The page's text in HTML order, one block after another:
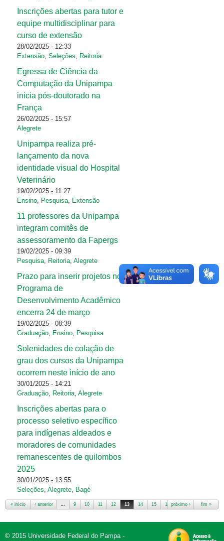
Inscrições abertas para tutor e
equipe multidisciplinar para
curso de extensão
28/02/2025 - 12:33
Extensão, Seleções, Reitoria
Egressa de Ciência da
Computação da Unipampa
inicia pós-doutorado na
França
26/02/2025 - 15:57
Alegrete
Unipampa realiza pré-
lançamento da nova
identidade visual do Hospital
Veterinário
19/02/2025 - 11:27
Ensino, Pesquisa, Extensão
11 professores da Unipampa
integram comitês de
assessoramento da Fapergs
19/02/2025 - 09:39
Pesquisa, Reitoria, Alegrete
Prazo para inserir projetos no
Programa de
Desenvolvimento Acadêmico
encerra 24 de março
19/02/2025 - 08:39
Graduação, Ensino, Pesquisa
Solenidades de colação de
grau dos cursos da Unipampa
ocorrem neste início de ano
30/01/2025 - 14:21
Graduação, Reitoria, Alegrete
Inscrições abertas para o
processo seletivo específico
para indígenas aldeados e
moradores de comunidades
remanescentes de quilombos
2025
30/01/2025 - 13:55
Seleções, Alegrete, Bagé
« início ‹ anterior … 9 10 11 12 13 14 15 16 17
próximo › fim »
© 2015 Universidade Federal do Pampa -